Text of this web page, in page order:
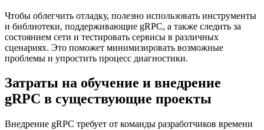
Чтобы облегчить отладку, полезно использовать инструменты
и библиотеки, поддерживающие gRPC, а также следить за
состоянием сети и тестировать сервисы в различных
сценариях. Это поможет минимизировать возможные
проблемы и упростить процесс диагностики.
Затраты на обучение и внедрение
gRPC в существующие проекты
Внедрение gRPC требует от команды разработчиков времени